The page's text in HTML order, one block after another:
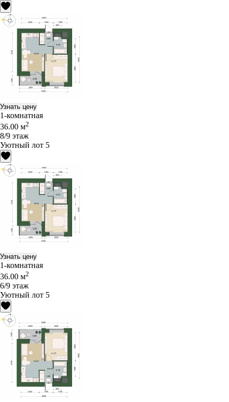
Узнать цену
1-комнатная
36.00 м2
8/9 этаж
Уютный лот 5
Узнать цену
1-комнатная
36.00 м2
6/9 этаж
Уютный лот 5